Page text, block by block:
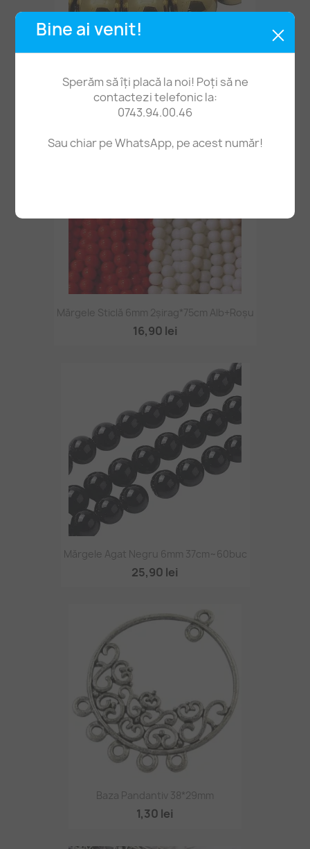
Bine ai venit!
Sperăm să îți placă la noi! Poți să ne
contactezi telefonic la:
0743.94.00.46
Sau chiar pe WhatsApp, pe acest număr!
21,00 lei
Mărgele Sticlă 6mm 2șirag*75cm Alb+roșu
16,90 lei
Mărgele Agat Negru 6mm 37cm~60buc
25,90 lei
Baza Pandantiv 38*29mm
1,30 lei